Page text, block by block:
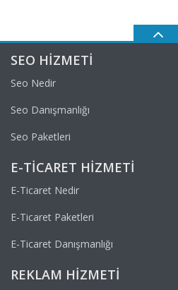
SEO HIZMETI
Seo Nedir
Seo Danışmanlığı
Seo Paketleri
E-TICARET HIZMETI
E-Ticaret Nedir
E-Ticaret Paketleri
E-Ticaret Danışmanlığı
REKLAM HIZMETI